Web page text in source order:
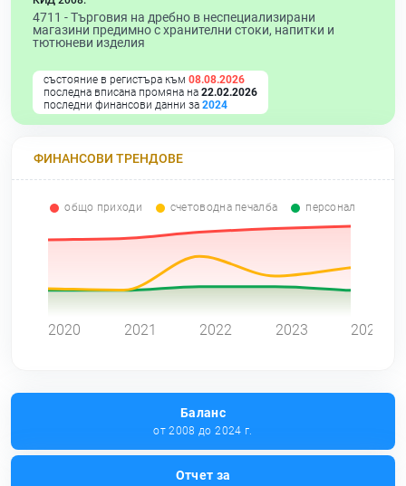
4711 -Търговия на дребно в неспециализирани
магазини предимно с хранителни стоки, напитки и
тютюневи изделия
състояние в регистъра към 08.08.2026
последна вписана промяна на 22.02.2026
последни финансови данни за 2024
ФИНАНСОВИ ТРЕНДОВЕ
общо приходи счетоводна печалба персонал
2020 2021 2022 2023 2024
Баланс
от 2008 до 2024 г.
Отчет за